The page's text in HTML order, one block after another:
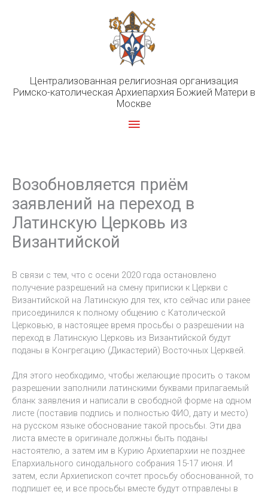
Централизованная религиозная организация
Римско-католическая Архиепархия Божией Матери в
Москве
Главное
Возобновляется приём
заявлений на переход в
Латинскую Церковь из
Византийской
В связи с тем, что с осени 2020 года остановлено
получение разрешений на смену приписки к Церкви с
Византийской на Латинскую для тех, кто сейчас или ранее
присоединился к полному общению с Католической
Церковью, в настоящее время просьбы о разрешении на
переход в Латинскую Церковь из Византийской будут
поданы в Конгрегацию (Дикастерий) Восточных Церквей.
Для этого необходимо, чтобы желающие просить о таком
разрешении заполнили латинскими буквами прилагаемый
бланк заявления и написали в свободной форме на одном
листе (поставив подпись и полностью ФИО, дату и место)
на русском языке обоснование такой просьбы. Эти два
листа вместе в оригинале должны быть поданы
настоятелю, а затем им в Курию Архиепархии не позднее
Епархиального синодального собрания 15-17 июня. И
затем, если Архиепископ сочтет просьбу обоснованной, то
подпишет ее, и все просьбы вместе будут отправлены в